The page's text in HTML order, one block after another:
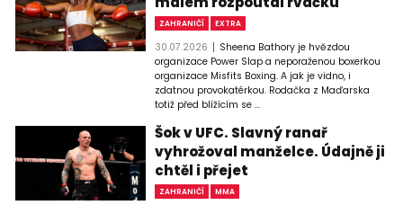
ZAHRANIČÍ EXTRA
30.07.2026
Sheena Bathory je hvězdou
organizace Power Slap a neporaženou boxerkou
organizace Misfits Boxing. A jak je vidno, i
zdatnou provokatérkou. Rodačka z Maďarska
totiž před blížícím se ...
Šok v UFC. Slavný ranař
vyhrožoval manželce. Údajně ji
chtěl i přejet
ZAHRANIČÍ MMA